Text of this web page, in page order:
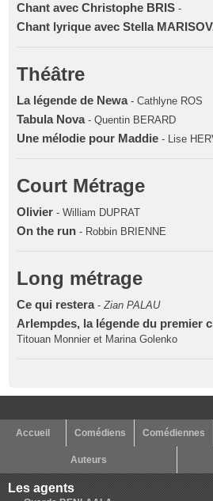
Chant avec Christophe BRIS -
Chant lyrique avec Stella
Théâtre
La légende de Newa- Cathlyne ROS
Tabula Nova- Quentin BERARD
Une mélodie pour Maddie - Lise
Court Métrage
Olivier - William DUPRAT
On the run - Robbin BRIENNE
Long métrage
Ce qui restera-Zian PALAU
Arlempdes, la légende du premier
Titouan Monnier et Marina Golenko
Accueil Comédiens Comédiennes
Auteurs
Les agents